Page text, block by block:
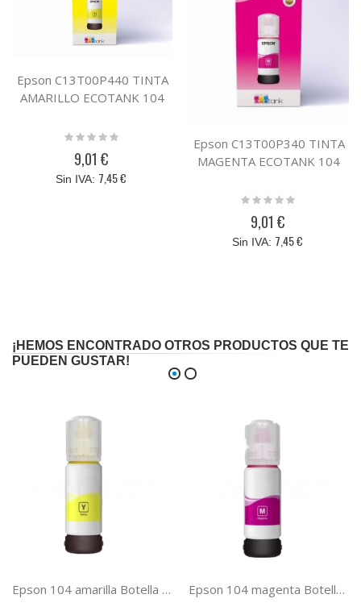
Epson C13T00P440 TINTA
AMARILLO ECOTANK 104
Rating:
9,01 €
7,45 €
Epson C13T00P340 TINTA
MAGENTA ECOTANK 104
Rating:
9,01 €
7,45 €
¡HEMOS ENCONTRADO OTROS PRODUCTOS QUE TE
PUEDEN GUSTAR!
Epson 104 amarilla Botella de tinta compatible ecotank C13T00P440 Epson 104 magenta Botella de tinta compatible ecotank C13T00P340